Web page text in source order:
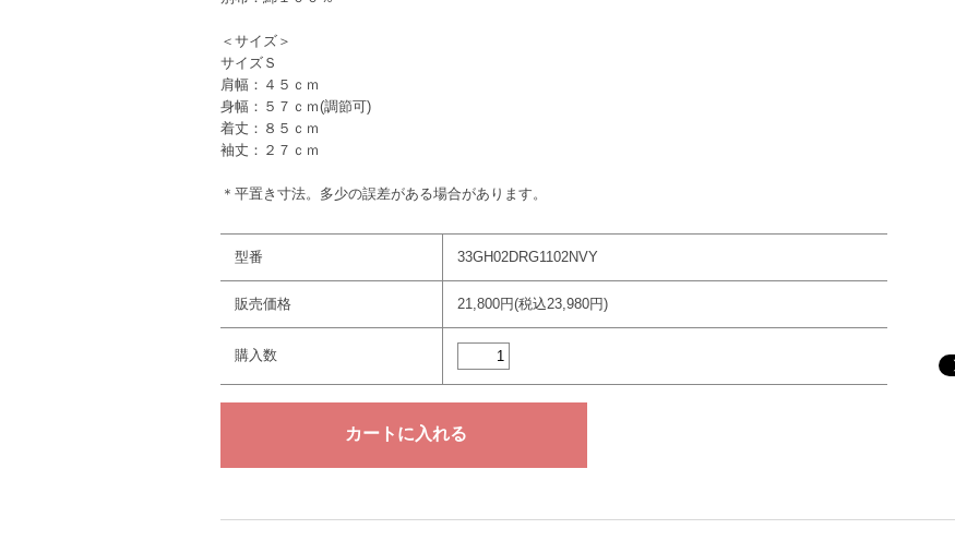
＜サイズ＞
サイズＳ
肩幅：４５ｃｍ
身幅：５７ｃｍ(調節可)
着丈：８５ｃｍ
袖丈：２７ｃｍ
＊平置き寸法。多少の誤差がある場合があります。
型番 33GH02DRG1102NVY
販売価格 21,800円(税込23,980円)
購入数